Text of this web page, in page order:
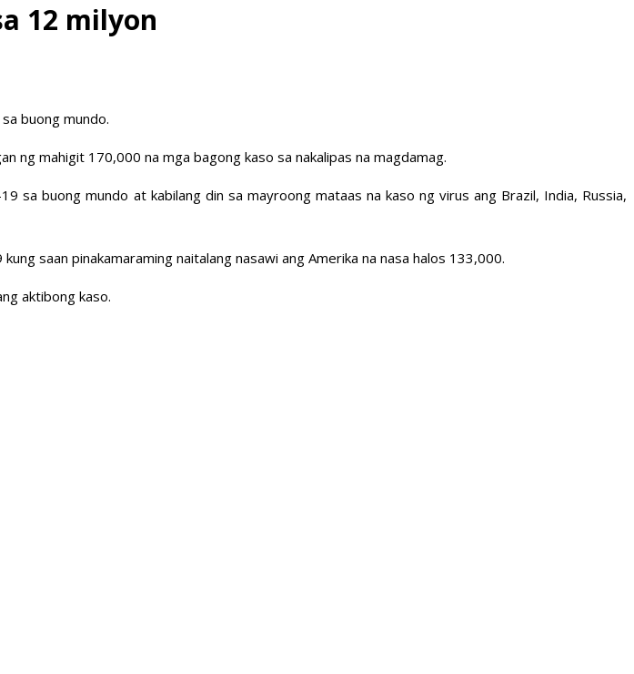
12 milyon
buong mundo.
ng mahigit 170,000 na mga bagong kaso sa nakalipas na magdamag.
sa buong mundo at kabilang din sa mayroong mataas na kaso ng virus ang Brazil, India, Russia,
saan pinakamaraming naitalang nasawi ang Amerika na nasa halos 133,000.
aktibong kaso.